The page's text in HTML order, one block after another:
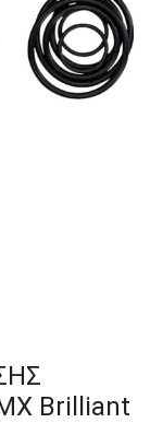
Brilliant